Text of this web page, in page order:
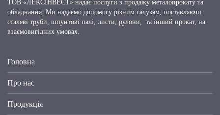
ТОВ «ЛЕКСІНВЕСТ» надає послуги з продажу металопрокату та
обладнання. Ми надаємо допомогу різним галузям, поставляючи
сталеві труби, шпунтові палі, листи, рулони, та інший прокат, на
взаємовигідних умовах.
Головна
Про нас
Продукція